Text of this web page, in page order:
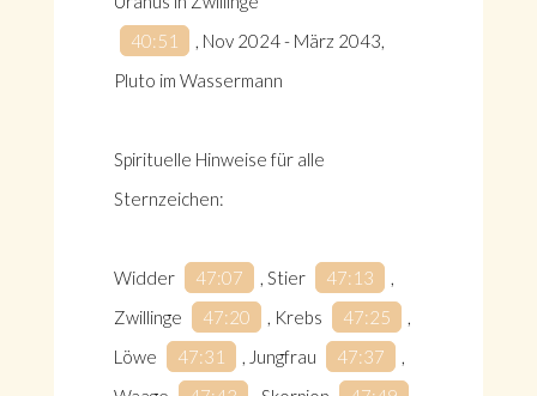
40:51
, Nov 2024 - März 2043,
Pluto im Wassermann
Spirituelle Hinweise für alle
Sternzeichen:
Widder 47:07 , Stier 47:13
,
Zwillinge
47:20 , Krebs 47:25
,
Löwe
47:31 , Jungfrau 47:37
,